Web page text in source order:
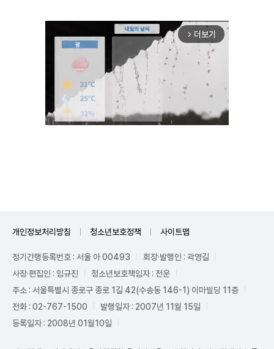
arrow_forward_ios 더보기
개인정보처리방침 청소년보호정책 사이트맵
정기간행등록번호 : 서울 아 00493
회장·발행인 : 곽영길
사장·편집인 : 임규진
청소년보호책임자 : 전운
주소 : 서울특별시 종로구 종로 1길 42(수송동 146-1) 이마빌딩 11층
전화 : 02-767-1500
발행일자 : 2007년 11월 15일
등록일자 : 2008년 01월10일